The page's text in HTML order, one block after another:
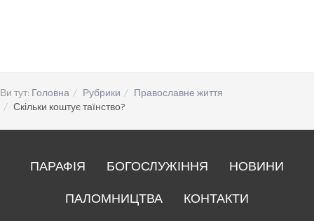
Ви тут: Головна Рубрики
Православне життя
Скільки коштує таїнство?
ПАРАФІЯ БОГОСЛУЖІННЯ
НОВИНИ
ПАЛОМНИЦТВА
КОНТАКТИ